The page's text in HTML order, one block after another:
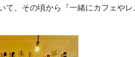
て、その頃から『一緒にカフェや